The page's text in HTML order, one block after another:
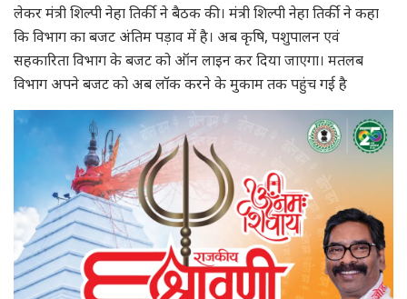
लेकर मंत्री शिल्पी नेहा तिर्की ने बैठक की। मंत्री शिल्पी नेहा तिर्की ने कहा
कि विभाग का बजट अंतिम पड़ाव में है। अब कृषि, पशुपालन एवं
सहकारिता विभाग के बजट को ऑन लाइन कर दिया जाएगा। मतलब
विभाग अपने बजट को अब लॉक करने के मुकाम तक पहुंच गई है